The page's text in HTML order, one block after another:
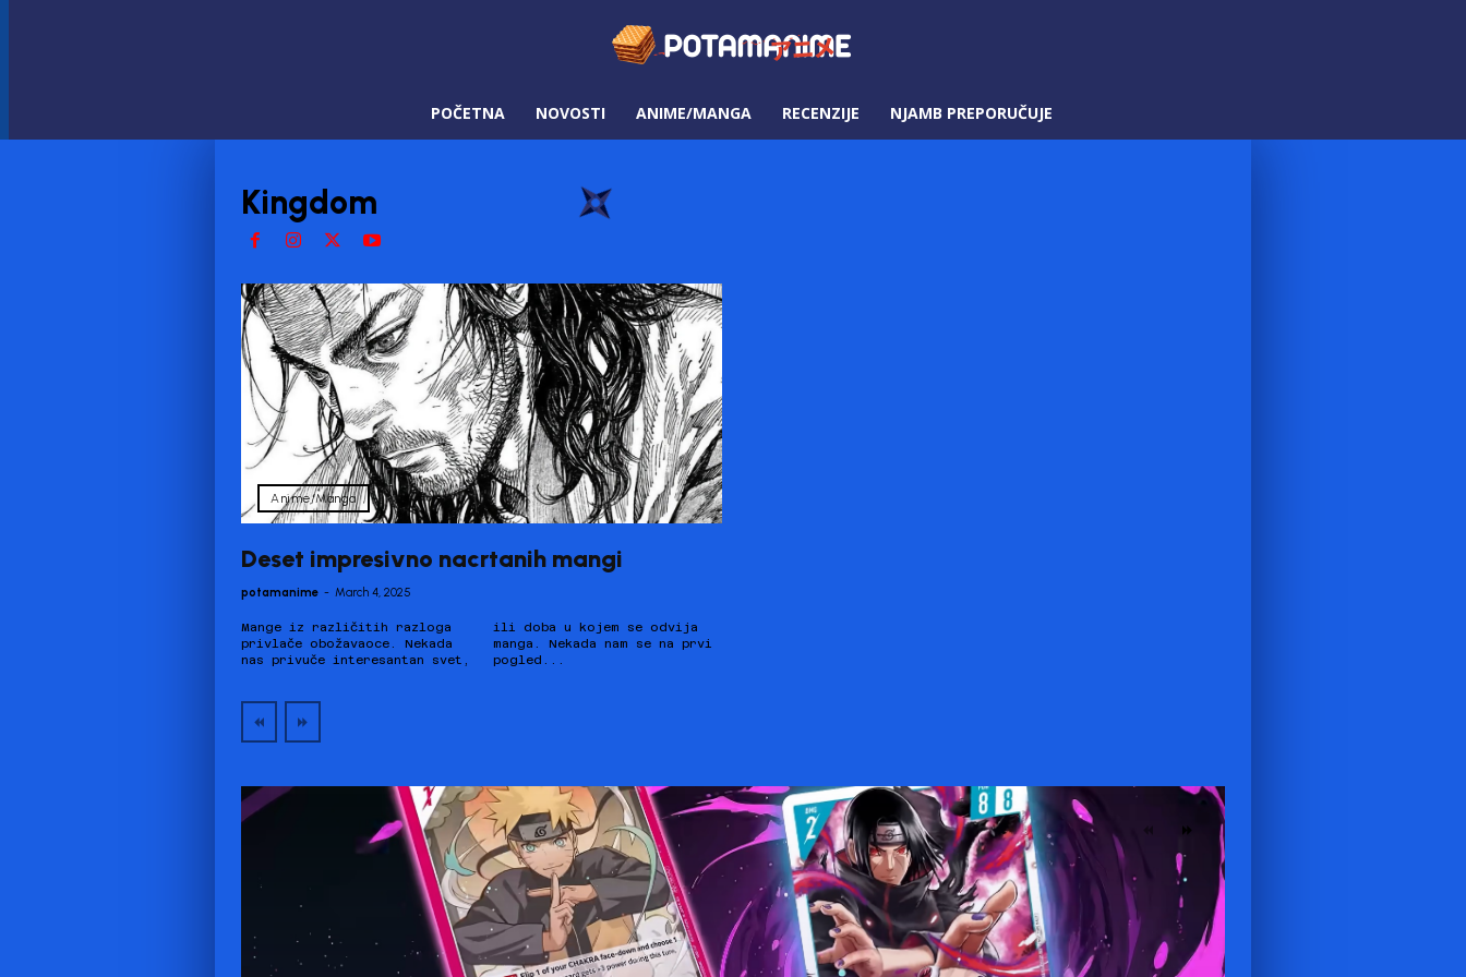
POČETNA NOVOSTI ANIME/MANGA RECENZIJE NJAMB PREPORUČUJE
Kingdom
Anime/Manga
Deset impresivno nacrtanih mangi
potamanime - March 4, 2025
Mange iz različitih razloga
privlače obožavaoce. Nekada
nas privuče interesantan svet,
ili doba u kojem se odvija
manga. Nekada nam se na prvi
pogled...